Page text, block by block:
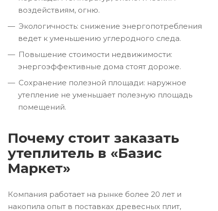
воздействиям, огню.
Экологичность: снижение энергопотребления
ведет к уменьшению углеродного следа.
Повышение стоимости недвижимости:
энергоэффективные дома стоят дороже.
Сохранение полезной площади: наружное
утепление не уменьшает полезную площадь
помещений.
Почему стоит заказать
утеплитель в «Базис
Маркет»
Компания работает на рынке более 20 лет и
накопила опыт в поставках древесных плит,